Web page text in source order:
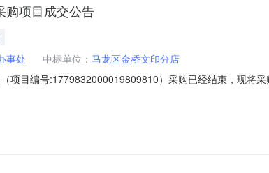
购项目成交公告
事处 中标单位： 马龙区金桥文印分店
项目编号:1779832000019809810）采购已经结束，现将
:-二、采购单位信息采购单位名称:曲靖市马龙区人民政府